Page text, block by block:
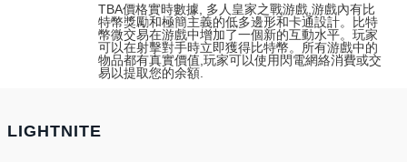
TBA價格實時數據, 多人皇家之戰游戲,游戲內有比
特幣獎勵和極簡主義的低多邊形和卡通設計。比特
幣微交易在游戲中增加了一個新的互動水平。玩家
可以在射擊對手時立即獲得比特幣。所有游戲中的
物品都有真實價值,玩家可以使用閃電網絡消費或交
易以提取您的余額.
LIGHTNITE